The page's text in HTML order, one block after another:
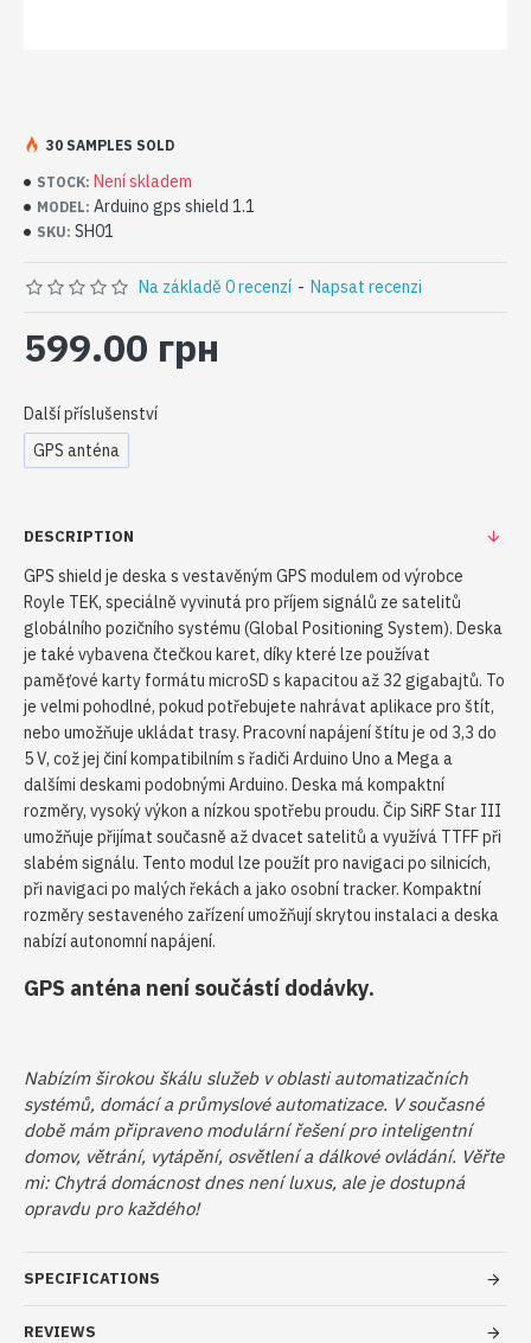
STOCK: Není skladem
MODEL: Arduino gps shield 1.1
SKU: SH01
30 SAMPLES SOLD
Na základě 0 recenzí - Napsat recenzi
599.00 грн
Další příslušenství
GPS anténa
DESCRIPTION
GPS shield je deska s vestavěným GPS modulem od výrobce
Royle TEK, speciálně vyvinutá pro příjem signálů ze satelitů
globálního pozičního systému (Global Positioning System). Deska
je také vybavena čtečkou karet, díky které lze používat
paměťové karty formátu microSD s kapacitou až 32 gigabajtů. To
je velmi pohodlné, pokud potřebujete nahrávat aplikace pro štít,
nebo umožňuje ukládat trasy. Pracovní napájení štítu je od 3,3 do
5 V, což jej činí kompatibilním s řadiči Arduino Uno a Mega a
dalšími deskami podobnými Arduino. Deska má kompaktní
rozměry, vysoký výkon a nízkou spotřebu proudu. Čip SiRF Star III
umožňuje přijímat současně až dvacet satelitů a využívá TTFF při
slabém signálu. Tento modul lze použít pro navigaci po silnicích,
při navigaci po malých řekách a jako osobní tracker. Kompaktní
rozměry sestaveného zařízení umožňují skrytou instalaci a deska
nabízí autonomní napájení.
GPS anténa není součástí dodávky.
Nabízím širokou škálu služeb v oblasti automatizačních
systémů, domácí a průmyslové automatizace. V současné
době mám připraveno modulární řešení pro inteligentní
domov, větrání, vytápění, osvětlení a dálkové ovládání. Věřte
mi: Chytrá domácnost dnes není luxus, ale je dostupná
opravdu pro každého!
SPECIFICATIONS
REVIEWS